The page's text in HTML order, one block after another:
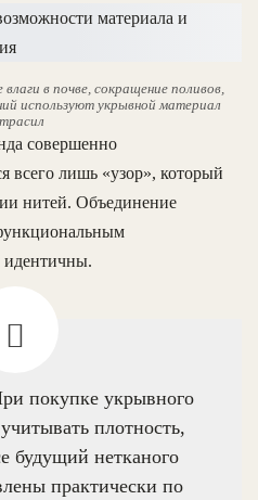
в почве, сокращение поливов,
используют укрывной материал
совершенно
всего лишь «узор», который
нитей. Объединение
идентичны.
покупке укрывного
плотность,
будущий нетканого
практически по